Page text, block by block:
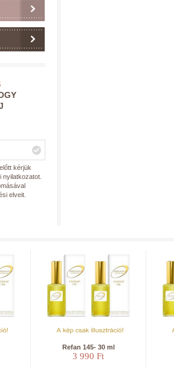
kérjük
nyilatkozatot.
elveit.
Refan 145- 30 ml
3 990 Ft